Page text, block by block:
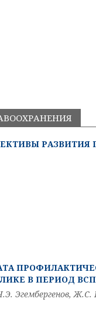
В ПЕРИОД
Эгембергенов, Ж.С.